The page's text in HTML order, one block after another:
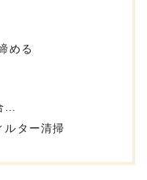
める
…
ルター清掃